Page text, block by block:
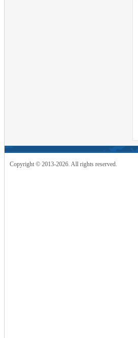
Copyright © 2013-2026. All rights reserved.